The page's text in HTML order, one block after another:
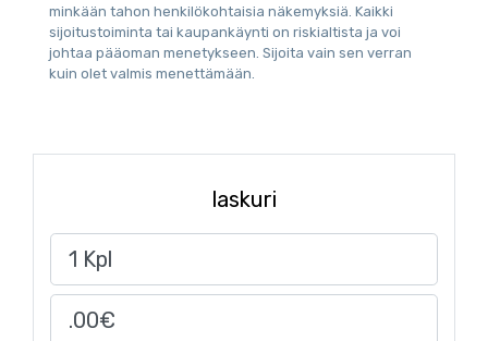
minkään tahon henkilökohtaisia näkemyksiä. Kaikki
sijoitustoiminta tai kaupankäynti on riskialtista ja voi
johtaa pääoman menetykseen. Sijoita vain sen verran
kuin olet valmis menettämään.
laskuri